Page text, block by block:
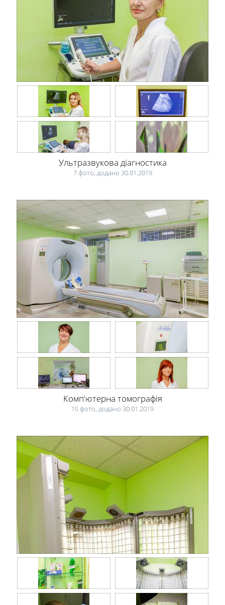
Ультразвукова діагностика
7 фото, додано 30.01.2019
Комп'ютерна томографія
15 фото, додано 30.01.2019